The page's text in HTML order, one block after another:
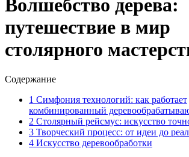
Волшебство дерева:
путешествие в мир
столярного
Содержание
1 Симфония технологий: как работает
комбинированный
2 Столярный рейсмус: искусство
3 Творческий процесс: от идеи до
4 Искусство деревообработки